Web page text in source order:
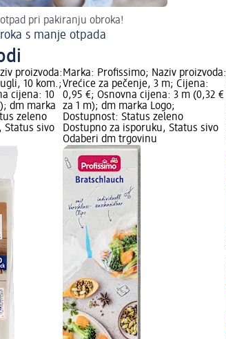
pri pakiranju obroka!
s manje otpada
proizvoda:
10 kom.;
cijena: 10
dm marka
zeleno
Status sivo
Marka: Profissimo; Naziv proizvoda:
Vrećice za pečenje, 3 m; Cijena:
0,95 €; Osnovna cijena: 3 m (0,32 €
za 1 m); dm marka Logo;
Dostupnost: Status zeleno
Dostupno za isporuku, Status sivo
Odaberi dm trgovinu